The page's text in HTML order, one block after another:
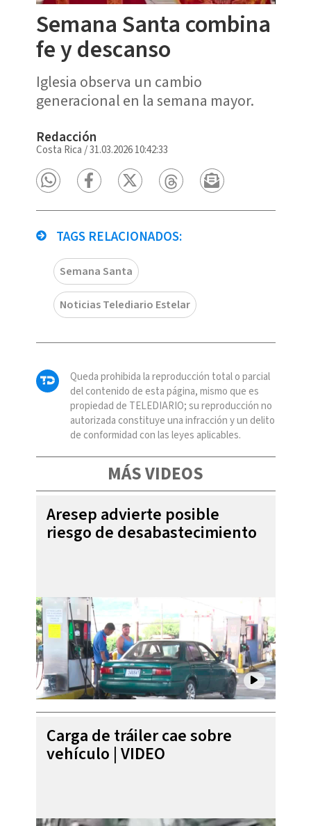
Semana Santa combina
fe y descanso
Iglesia observa un cambio
generacional en la semana mayor.
Redacción
Costa Rica /31.03.2026 10:42:33
TAGS RELACIONADOS:
Semana Santa
Noticias Telediario Estelar
Queda prohibida la reproducción total o parcial
del contenido de esta página, mismo que es
propiedad de TELEDIARIO; su reproducción no
autorizada constituye una infracción y un delito
de conformidad con las leyes aplicables.
MÁS VIDEOS
Aresep advierte posible
riesgo de desabastecimiento
Carga de tráiler cae sobre
vehículo | VIDEO